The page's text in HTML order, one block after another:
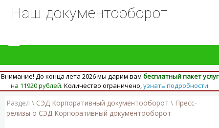
Наш документооборот
Внимание! До конца лета 2026 мы дарим вам бесплатный пакет услуг
на 11920 рублей. Количество ограничено,узнать подробности
Раздел \ СЭД Корпоративный документооборот \ Пресс-
релизы о СЭД Корпоративный документооборот